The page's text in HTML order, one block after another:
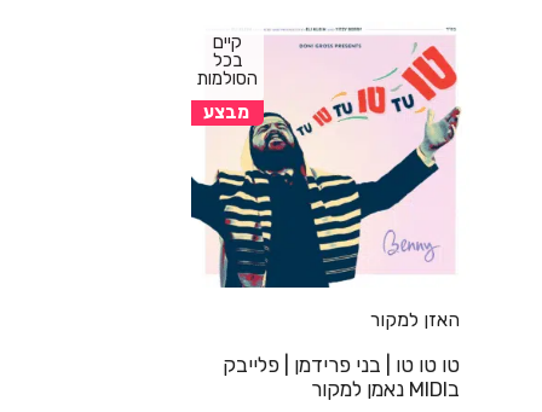
קיים
בכל
הסולמות
מבצע
האזן למקור
טו טו טו | בני פרידמן | פלייבק
בMIDI נאמן למקור